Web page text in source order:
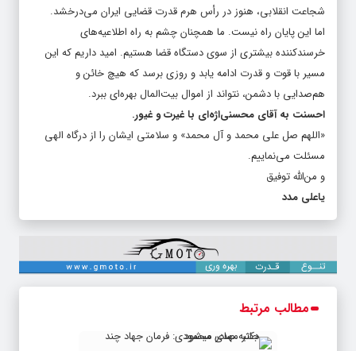
شجاعت انقلابی، هنوز در رأس هرم قدرت قضایی ایران می‌درخشد.
اما این پایان راه نیست. ما همچنان چشم به راه اطلاعیه‌های
خرسندکننده بیشتری از سوی دستگاه قضا هستیم. امید داریم که این
مسیر با قوت و قدرت ادامه یابد و روزی برسد که هیچ خائن و
هم‌صدایی با دشمن، نتواند از اموال بیت‌المال بهره‌ای ببرد.
احسنت به آقای محسنی‌اژه‌ای با غیرت و غیور.
«اللهم صل علی محمد و آل محمد» و سلامتی ایشان را از درگاه الهی
مسئلت می‌نماییم.
و من‌الله توفیق
یاعلی مدد
مطالب مرتبط